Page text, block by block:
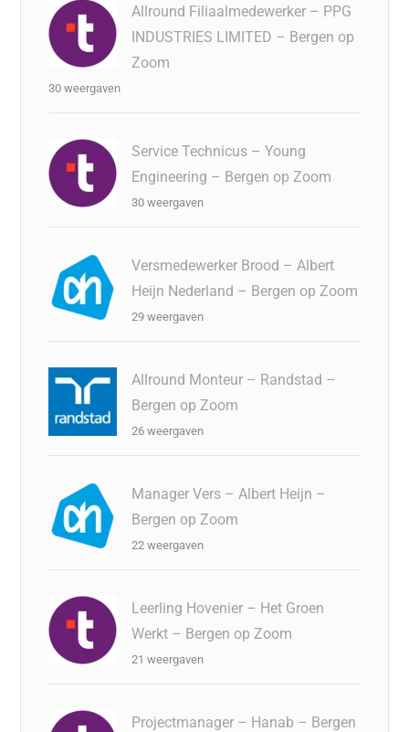
Allround Filiaalmedewerker – PPG
INDUSTRIES LIMITED – Bergen op
Zoom
30 weergaven
Service Technicus – Young
Engineering – Bergen op Zoom
30 weergaven
Versmedewerker Brood – Albert
Heijn Nederland – Bergen op Zoom
29 weergaven
Allround Monteur – Randstad –
Bergen op Zoom
26 weergaven
Manager Vers – Albert Heijn –
Bergen op Zoom
22 weergaven
Leerling Hovenier – Het Groen
Werkt – Bergen op Zoom
21 weergaven
Projectmanager – Hanab – Bergen